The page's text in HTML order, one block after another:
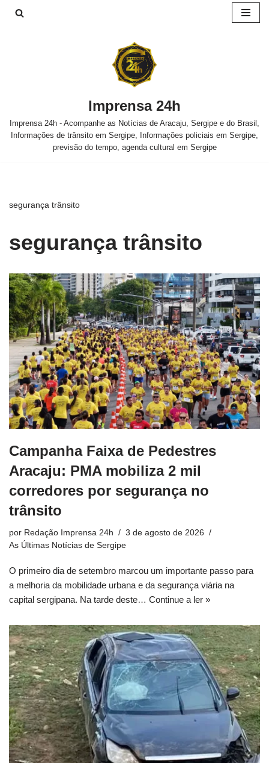
Imprensa 24h
Imprensa 24h - Acompanhe as Notícias de Aracaju, Sergipe e do Brasil,
Informações de trânsito em Sergipe, Informações policiais em Sergipe,
previsão do tempo, agenda cultural em Sergipe
segurança trânsito
segurança trânsito
Campanha Faixa de Pedestres
Aracaju: PMA mobiliza 2 mil
corredores por segurança no
trânsito
por Redação Imprensa 24h
3 de agosto de 2026
As Últimas Notícias de Sergipe
O primeiro dia de setembro marcou um importante passo para
a melhoria da mobilidade urbana e da segurança viária na
capital sergipana. Na tarde deste… Continue a ler »